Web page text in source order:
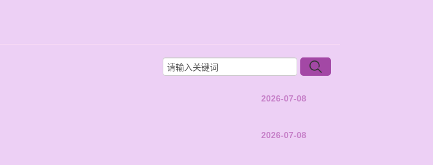
2026-07-08
2026-07-08